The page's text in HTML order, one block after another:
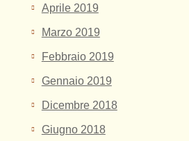
Aprile 2019
Marzo 2019
Febbraio 2019
Gennaio 2019
Dicembre 2018
Giugno 2018